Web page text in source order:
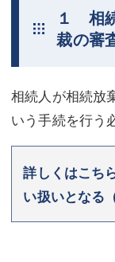
労働問題（解
交通事故
不動産登記
調査・書面作成
債務整理
刑事弁護
不動産登記
商業登記
債務整理
マスコミ取材・実
１ 相
裁の審
相続人が相続放
いう手続を行う
詳しくはこち
い扱いとなる